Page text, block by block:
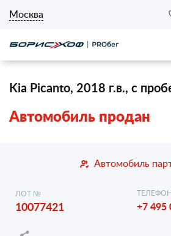
Москва
Kia Picanto, 2018 г.в., с
Автомобиль продан
Автомобиль
ЛОТ №
10077421 +7 495